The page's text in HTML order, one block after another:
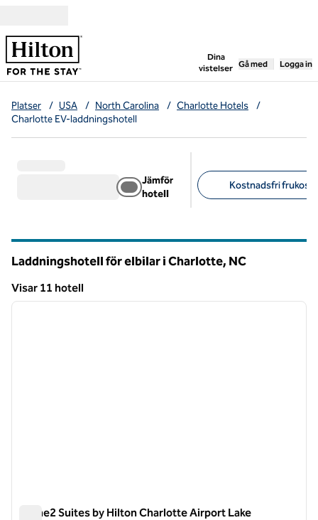
Dina
vistelser
,öppnar ny flik
Gå med Logga in
Platser / USA / North Carolina / Charlotte Hotels
/
Charlotte EV-laddningshotell
Jämför
hotell
Kostnadsfri frukost
Laddningshotell för elbilar i Charlotte, NC
Visar 11 hotell
Visar 11 hotell
1 av 5
nästa
Home2 Suites by Hilton Charlotte Airport Lake